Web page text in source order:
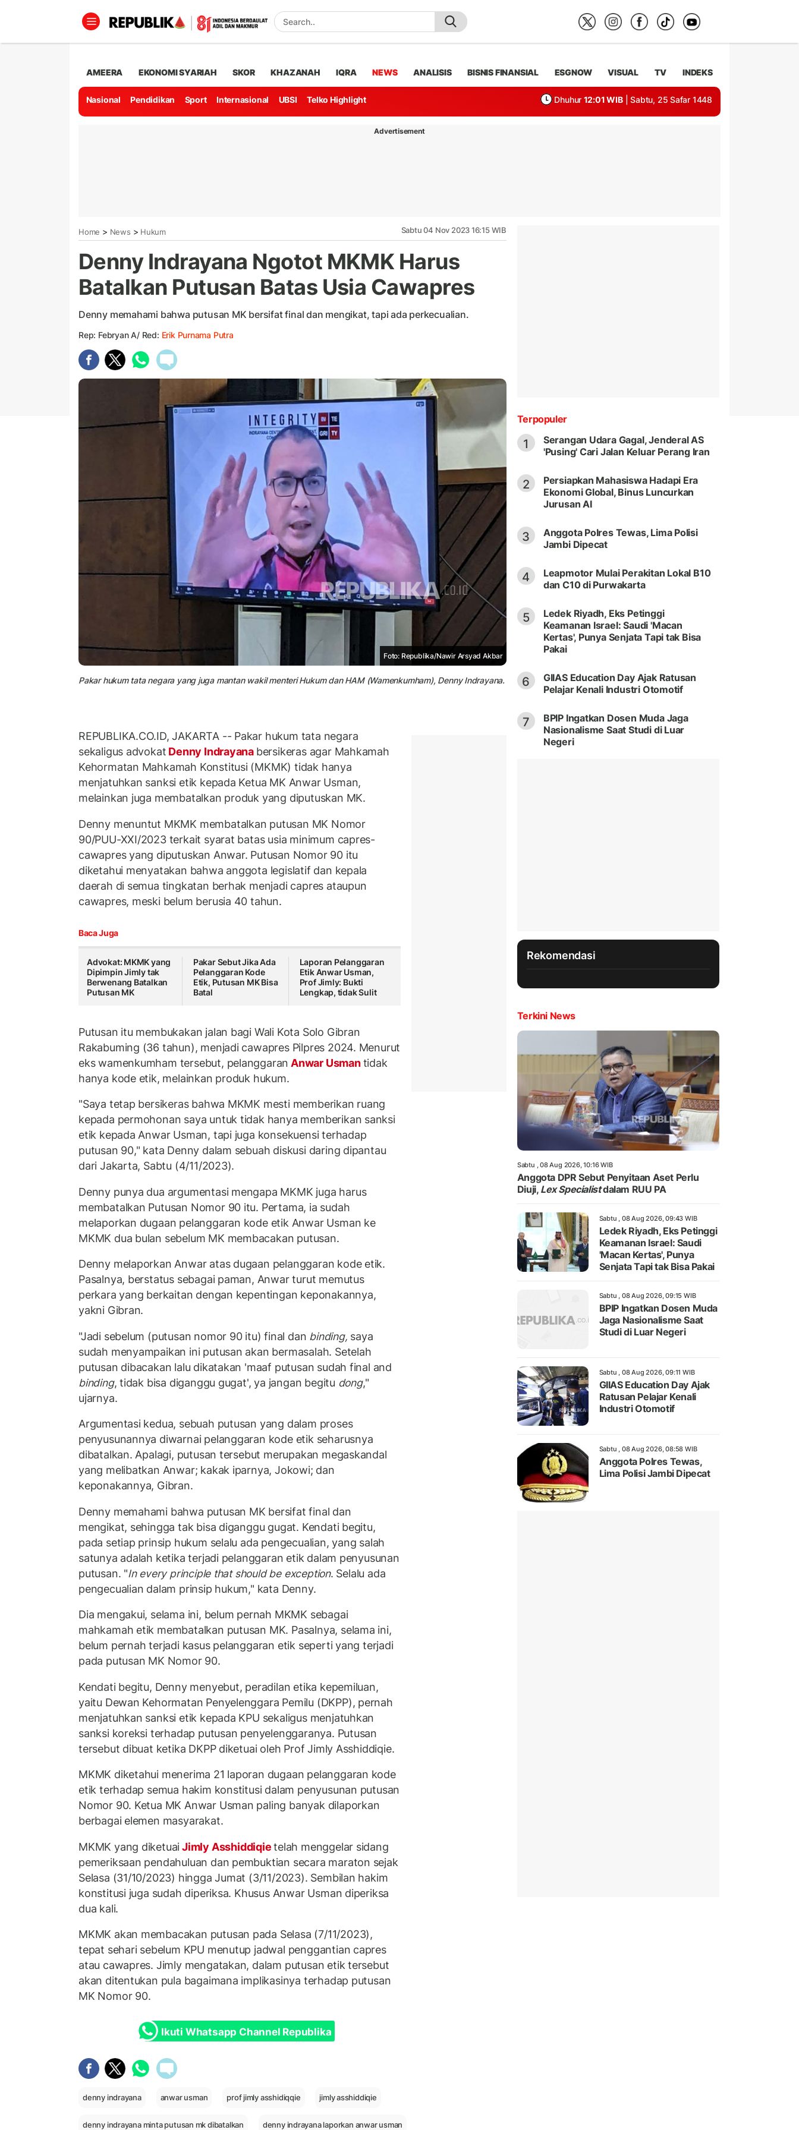
AMEERA EKONOMI SYARIAH SKOR KHAZANAH IQRA NEWS ANALISIS BISNIS FINANSIAL ESGNOW VISUAL TV INDEKS
Nasional Pendidikan Sport Internasional UBSI Telko Highlight Dhuhur 12:01 WIB | Sabtu, 25 Safar 1448
Advertisement
Home > News > Hukum Sabtu 04 Nov 2023 16:15 WIB
Denny Indrayana Ngotot MKMK Harus
Batalkan Putusan Batas Usia Cawapres
Denny memahami bahwa putusan MK bersifat final dan mengikat, tapi ada perkecualian.
Rep: Febryan A/ Red: Erik Purnama Putra
Foto: Republika/Nawir Arsyad Akbar
Pakar hukum tata negara yang juga mantan wakil menteri Hukum dan HAM (Wamenkumham), Denny Indrayana.
REPUBLIKA.CO.ID, JAKARTA -- Pakar hukum tata negara
sekaligus advokat Denny Indrayana bersikeras agar Mahkamah
Kehormatan Mahkamah Konstitusi (MKMK) tidak hanya
menjatuhkan sanksi etik kepada Ketua MK Anwar Usman,
melainkan juga membatalkan produk yang diputuskan MK.
Denny menuntut MKMK membatalkan putusan MK Nomor
90/PUU-XXI/2023 terkait syarat batas usia minimum capres-
cawapres yang diputuskan Anwar. Putusan Nomor 90 itu
diketahui menyatakan bahwa anggota legislatif dan kepala
daerah di semua tingkatan berhak menjadi capres ataupun
cawapres, meski belum berusia 40 tahun.
Baca Juga
Advokat: MKMK yang
Dipimpin Jimly tak
Berwenang Batalkan
Putusan MK
Pakar Sebut Jika Ada
Pelanggaran Kode
Etik, Putusan MK Bisa
Batal
Laporan Pelanggaran
Etik Anwar Usman,
Prof Jimly: Bukti
Lengkap, tidak Sulit
Putusan itu membukakan jalan bagi Wali Kota Solo Gibran
Rakabuming (36 tahun), menjadi cawapres Pilpres 2024. Menurut
eks wamenkumham tersebut, pelanggaran Anwar Usmantidak
hanya kode etik, melainkan produk hukum.
"Saya tetap bersikeras bahwa MKMK mesti memberikan ruang
kepada permohonan saya untuk tidak hanya memberikan sanksi
etik kepada Anwar Usman, tapi juga konsekuensi terhadap
putusan 90," kata Denny dalam sebuah diskusi daring dipantau
dari Jakarta, Sabtu (4/11/2023).
Denny punya dua argumentasi mengapa MKMK juga harus
membatalkan Putusan Nomor 90 itu. Pertama, ia sudah
melaporkan dugaan pelanggaran kode etik Anwar Usman ke
MKMK dua bulan sebelum MK membacakan putusan.
Denny melaporkan Anwar atas dugaan pelanggaran kode etik.
Pasalnya, berstatus sebagai paman, Anwar turut memutus
perkara yang berkaitan dengan kepentingan keponakannya,
yakni Gibran.
"Jadi sebelum (putusan nomor 90 itu) final dan binding, saya
sudah menyampaikan ini putusan akan bermasalah. Setelah
putusan dibacakan lalu dikatakan 'maaf putusan sudah final and
binding, tidak bisa diganggu gugat', ya jangan begitu dong,"
ujarnya.
Argumentasi kedua, sebuah putusan yang dalam proses
penyusunannya diwarnai pelanggaran kode etik seharusnya
dibatalkan. Apalagi, putusan tersebut merupakan megaskandal
yang melibatkan Anwar; kakak iparnya, Jokowi; dan
keponakannya, Gibran.
Denny memahami bahwa putusan MK bersifat final dan
mengikat, sehingga tak bisa diganggu gugat. Kendati begitu,
pada setiap prinsip hukum selalu ada pengecualian, yang salah
satunya adalah ketika terjadi pelanggaran etik dalam penyusunan
putusan. "In every principle that should be exception. Selalu ada
pengecualian dalam prinsip hukum," kata Denny.
Dia mengakui, selama ini, belum pernah MKMK sebagai
mahkamah etik membatalkan putusan MK. Pasalnya, selama ini,
belum pernah terjadi kasus pelanggaran etik seperti yang terjadi
pada putusan MK Nomor 90.
Kendati begitu, Denny menyebut, peradilan etika kepemiluan,
yaitu Dewan Kehormatan Penyelenggara Pemilu (DKPP), pernah
menjatuhkan sanksi etik kepada KPU sekaligus menjatuhkan
sanksi koreksi terhadap putusan penyelenggaranya. Putusan
tersebut dibuat ketika DKPP diketuai oleh Prof Jimly Asshiddiqie.
MKMK diketahui menerima 21 laporan dugaan pelanggaran kode
etik terhadap semua hakim konstitusi dalam penyusunan putusan
Nomor 90. Ketua MK Anwar Usman paling banyak dilaporkan
berbagai elemen masyarakat.
MKMK yang diketuaiJimly Asshiddiqietelah menggelar sidang
pemeriksaan pendahuluan dan pembuktian secara maraton sejak
Selasa (31/10/2023) hingga Jumat (3/11/2023). Sembilan hakim
konstitusi juga sudah diperiksa. Khusus Anwar Usman diperiksa
dua kali.
MKMK akan membacakan putusan pada Selasa (7/11/2023),
tepat sehari sebelum KPU menutup jadwal penggantian capres
atau cawapres. Jimly mengatakan, dalam putusan etik tersebut
akan ditentukan pula bagaimana implikasinya terhadap putusan
MK Nomor 90.
Ikuti Whatsapp Channel Republika
denny indrayana anwar usman prof jimly asshidiqqie jimly asshiddiqie
denny indrayana minta putusan mk dibatalkan denny indrayana laporkan anwar usman
Terpopuler
1
Serangan Udara Gagal, Jenderal AS
'Pusing' Cari Jalan Keluar Perang Iran
2
Persiapkan Mahasiswa Hadapi Era
Ekonomi Global, Binus Luncurkan
Jurusan AI
3
Anggota Polres Tewas, Lima Polisi
Jambi Dipecat
4
Leapmotor Mulai Perakitan Lokal B10
dan C10 di Purwakarta
5
Ledek Riyadh, Eks Petinggi
Keamanan Israel: Saudi 'Macan
Kertas', Punya Senjata Tapi tak Bisa
Pakai
6
GIIAS Education Day Ajak Ratusan
Pelajar Kenali Industri Otomotif
7
BPIP Ingatkan Dosen Muda Jaga
Nasionalisme Saat Studi di Luar
Negeri
Rekomendasi
Terkini News
Sabtu , 08 Aug 2026, 10:16 WIB
Anggota DPR Sebut Penyitaan Aset Perlu
Diuji, Lex Specialistdalam RUU PA
Sabtu , 08 Aug 2026, 09:43 WIB
Ledek Riyadh, Eks Petinggi
Keamanan Israel: Saudi
'Macan Kertas', Punya
Senjata Tapi tak Bisa Pakai
Sabtu , 08 Aug 2026, 09:15 WIB
BPIP Ingatkan Dosen Muda
Jaga Nasionalisme Saat
Studi di Luar Negeri
Sabtu , 08 Aug 2026, 09:11 WIB
GIIAS Education Day Ajak
Ratusan Pelajar Kenali
Industri Otomotif
Sabtu , 08 Aug 2026, 08:58 WIB
Anggota Polres Tewas,
Lima Polisi Jambi Dipecat